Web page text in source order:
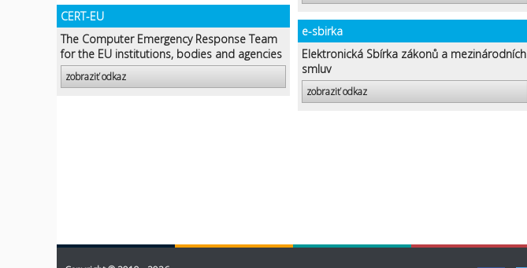
CERT-EU
The Computer Emergency Response Team
for the EU institutions, bodies and agencies
zobraziť odkaz
e-sbirka
Elektronická Sbírka zákonů a mezinárodních
smluv
zobraziť odkaz